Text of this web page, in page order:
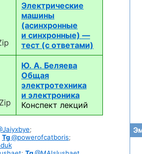
Электрические
машины
(асинхронные
и синхронные) —
тест (с ответами)
Ю. А. Беляева
Общая
электротехника
и электроника
Конспект лекций
;
Tg@powerofcatboris;